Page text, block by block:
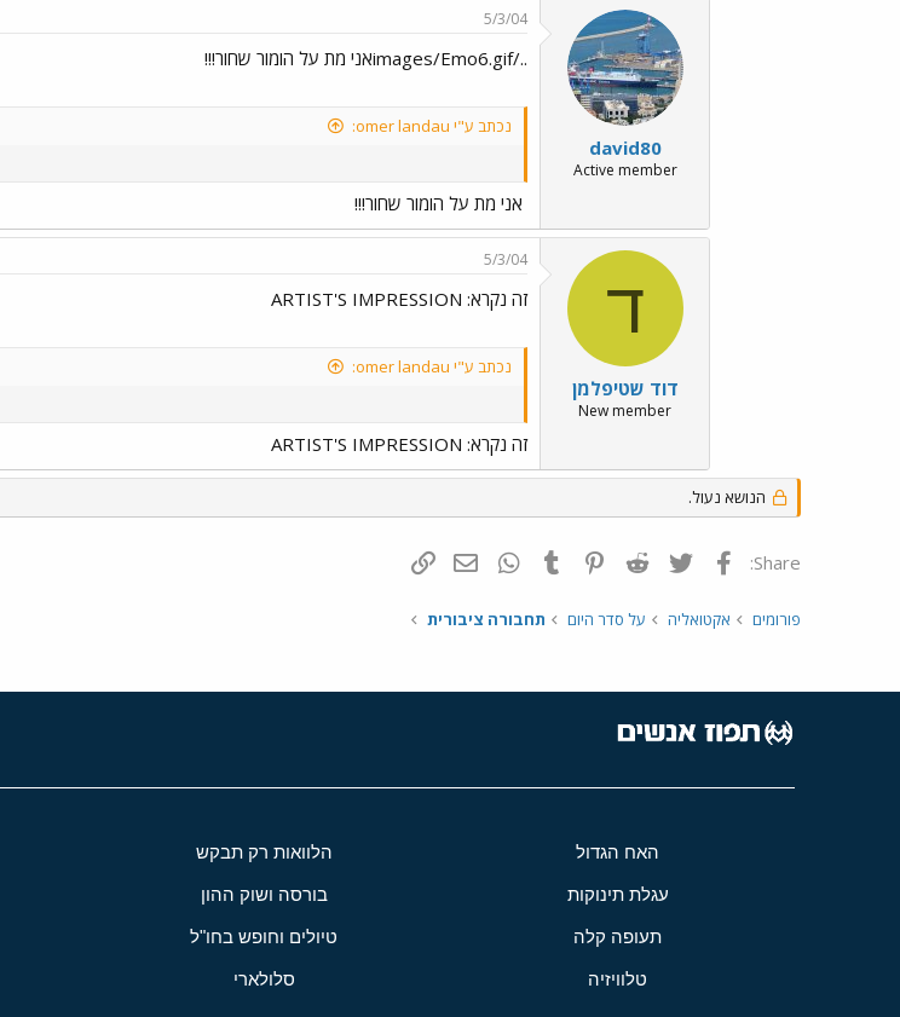
david80
Active member
5/3/04
../images/Emo6.gifאני מת על הומור שחור!!!
נכתב ע"י omer landau:
אני מת על הומור שחור!!!
ד
דוד שטיפלמן
New member
5/3/04
זה נקרא: ARTIST'S IMPRESSION
נכתב ע"י omer landau:
זה נקרא: ARTIST'S IMPRESSION
הנושא נעול.
Share: פייסבוק Twitter
Reddit
Pinterest
Tumblr
WhatsAppדואר אלקטרוני
פורומים אקטואליה על סדר היום תחבורה ציבורית
האח הגדול הלוואות רק תבקש
עגלת תינוקות בורסה ושוק ההון
תעופה קלה טיולים וחופש בחו"ל
טלוויזיה סלולארי